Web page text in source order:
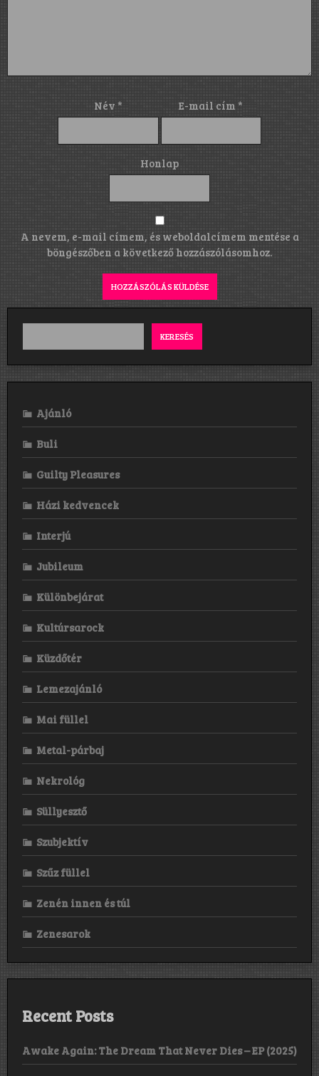
Név * E-mail cím*
Honlap
A nevem, e-mail címem, és weboldalcímem mentése a
böngészőben a következő hozzászólásomhoz.
KERESÉS
Ajánló
Buli
Guilty Pleasures
Házi kedvencek
Interjú
Jubileum
Különbejárat
Kultúrsarock
Küzdőtér
Lemezajánló
Mai füllel
Metal-párbaj
Nekrológ
Süllyesztő
Szubjektív
Szűz füllel
Zenén innen és túl
Zenesarok
Recent Posts
Awake Again: The Dream That Never Dies – EP (2025)